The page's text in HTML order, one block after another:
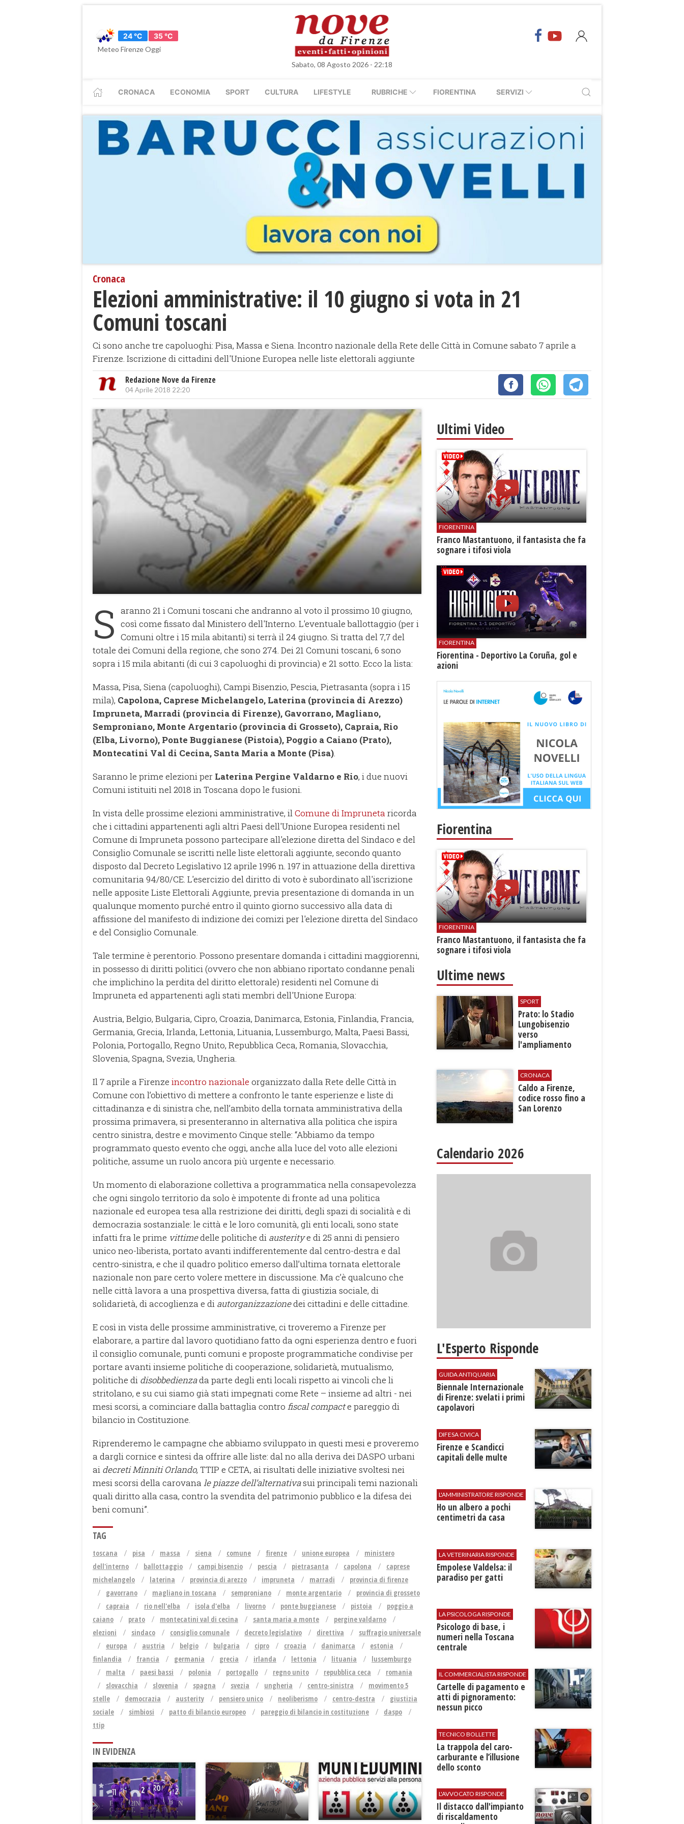
24 °C
35 °C
Meteo Firenze Oggi
Sabato, 08 Agosto 2026 - 22:18
CRONACA ECONOMIA SPORT CULTURA LIFESTYLE RUBRICHE FIORENTINA SERVIZI
Cronaca
Elezioni amministrative: il 10 giugno si vota in 21
Comuni toscani
Ci sono anche tre capoluoghi: Pisa, Massa e Siena. Incontro nazionale della Rete delle Città in Comune sabato 7 aprile a
Firenze. Iscrizione di cittadini dell'Unione Europea nelle liste elettorali aggiunte
Redazione Nove da Firenze
04 Aprile 2018 22:20
S aranno 21 i Comuni toscani che andranno al voto il prossimo 10 giugno,
così come fissato dal Ministero dell'Interno. L'eventuale ballottaggio (per i
Comuni oltre i 15 mila abitanti) si terrà il 24 giugno. Si tratta del 7,7 del
totale dei Comuni della regione, che sono 274. Dei 21 Comuni toscani, 6 sono
sopra i 15 mila abitanti (di cui 3 capoluoghi di provincia) e 21 sotto. Ecco la lista:
Massa, Pisa, Siena (capoluoghi), Campi Bisenzio, Pescia, Pietrasanta (sopra i 15
mila), Capolona, Caprese Michelangelo, Laterina (provincia di Arezzo)
Impruneta, Marradi (provincia di Firenze), Gavorrano, Magliano,
Semproniano, Monte Argentario (provincia di Grosseto), Capraia, Rio
(Elba, Livorno), Ponte Buggianese (Pistoia), Poggio a Caiano (Prato),
Montecatini Val di Cecina, Santa Maria a Monte (Pisa).
Saranno le prime elezioni per Laterina Pergine Valdarno e Rio, i due nuovi
Comuni istituiti nel 2018 in Toscana dopo le fusioni.
In vista delle prossime elezioni amministrative, ilComune di Impruneta ricorda
che i cittadini appartenenti agli altri Paesi dell'Unione Europea residenti nel
Comune di Impruneta possono partecipare all'elezione diretta del Sindaco e del
Consiglio Comunale se iscritti nelle liste elettorali aggiunte, secondo quanto
disposto dal Decreto Legislativo 12 aprile 1996 n. 197 in attuazione della direttiva
comunitaria 94/80/CE. L'esercizio del diritto di voto è subordinato all'iscrizione
nelle apposite Liste Elettorali Aggiunte, previa presentazione di domanda in un
qualunque momento purché entro il quinto giorno successivo alla data di
affissione del manifesto di indizione dei comizi per l'elezione diretta del Sindaco
e del Consiglio Comunale.
Tale termine è perentorio. Possono presentare domanda i cittadini maggiorenni,
in possesso di diritti politici (ovvero che non abbiano riportato condanne penali
che implichino la perdita del diritto elettorale) residenti nel Comune di
Impruneta ed appartenenti agli stati membri dell'Unione Europa:
Austria, Belgio, Bulgaria, Cipro, Croazia, Danimarca, Estonia, Finlandia, Francia,
Germania, Grecia, Irlanda, Lettonia, Lituania, Lussemburgo, Malta, Paesi Bassi,
Polonia, Portogallo, Regno Unito, Repubblica Ceca, Romania, Slovacchia,
Slovenia, Spagna, Svezia, Ungheria.
Il 7 aprile a Firenze incontro nazionale organizzato dalla Rete delle Città in
Comune con l’obiettivo di mettere a confronto le tante esperienze e liste di
cittadinanza e di sinistra che, nell’ambito della tornata amministrativa della
prossima primavera, si presenteranno in alternativa alla politica che ispira
centro sinistra, destre e movimento Cinque stelle: “Abbiamo da tempo
programmato questo evento che oggi, anche alla luce del voto alle elezioni
politiche, assume un ruolo ancora più urgente e necessario.
Un momento di elaborazione collettiva a programmatica nella consapevolezza
che ogni singolo territorio da solo è impotente di fronte ad una politica
nazionale ed europea tesa alla restrizione dei diritti, degli spazi di socialità e di
democrazia sostanziale: le città e le loro comunità, gli enti locali, sono state
infatti fra le prime vittimedelle politiche di austeritye di 25 anni di pensiero
unico neo-liberista, portato avanti indifferentemente dal centro-destra e dal
centro-sinistra, e che il quadro politico emerso dall’ultima tornata elettorale
nazionale non pare certo volere mettere in discussione. Ma c’è qualcuno che
nelle città lavora a una prospettiva diversa, fatta di giustizia sociale, di
solidarietà, di accoglienza e di autorganizzazionedei cittadini e delle cittadine.
E così in vista delle prossime amministrative, ci troveremo a Firenze per
elaborare, a partire dal lavoro quotidiano fatto da ogni esperienza dentro e fuori
il consiglio comunale, punti comuni e proposte programmatiche condivise per
portare avanti insieme politiche di cooperazione, solidarietà, mutualismo,
politiche di disobbedienzada parte degli enti locali rispetto ai vincoli che li
stritolano, e su cui siamo già stati impegnati come Rete – insieme ad altri - nei
mesi scorsi, a cominciare dalla battaglia contro fiscal compacte pareggio di
bilancio in Costituzione.
Riprenderemo le campagne che abbiamo sviluppato in questi mesi e proveremo
a dargli cornice e sintesi da offrire alle liste: dal no alla deriva dei DASPO urbani
ai decreti Minniti Orlando, TTIP e CETA, ai risultati delle iniziative svoltesi nei
mesi scorsi della carovana le piazze dell’alternativasui principali temi nazionali
quali diritto alla casa, contro la svendita del patrimonio pubblico e la difesa dei
beni comuni”.
TAG
toscana pisa massa siena comune firenze unione europea
ministero
dell'interno
ballottaggio campi bisenzio pescia pietrasanta capolona
caprese
michelangelo
laterina provincia di arezzo impruneta marradi
provincia di firenze
gavorrano
magliano in toscana semproniano monte argentario
provincia di grosseto
capraia
rio nell'elba isola d'elba livorno ponte buggianese pistoia
poggio a
caiano
prato montecatini val di cecina santa maria a monte
pergine valdarno
elezioni
sindaco consiglio comunale decreto legislativo direttiva
suffragio universale
europa
austria belgio bulgaria cipro croazia danimarca
estonia
finlandia
francia germania grecia irlanda lettonia lituania
lussemburgo
malta
paesi bassi polonia portogallo regno unito repubblica ceca
romania
slovacchia
slovenia spagna svezia ungheria centro-sinistra
movimento 5
stelle
democrazia austerity pensiero unico neoliberismo centro-destra
giustizia
sociale
simbiosi patto di bilancio europeo pareggio di bilancio in costituzione
daspo
ttip
IN EVIDENZA
Ultimi Video
FIORENTINA
Franco Mastantuono, il fantasista che fa
sognare i tifosi viola
FIORENTINA
Fiorentina - Deportivo La Coruña, gol e
azioni
Fiorentina
FIORENTINA
Franco Mastantuono, il fantasista che fa
sognare i tifosi viola
Ultime news
SPORT
Prato: lo Stadio
Lungobisenzio
verso
l'ampliamento
CRONACA
Caldo a Firenze,
codice rosso fino a
San Lorenzo
Calendario 2026
L'Esperto Risponde
GUIDA ANTIQUARIA
Biennale Internazionale
di Firenze: svelati i primi
capolavori
DIFESA CIVICA
Firenze e Scandicci
capitali delle multe
L'AMMINISTRATORE RISPONDE
Ho un albero a pochi
centimetri da casa
LA VETERINARIA RISPONDE
Empolese Valdelsa: il
paradiso per gatti
LA PSICOLOGA RISPONDE
Psicologo di base, i
numeri nella Toscana
centrale
IL COMMERCIALISTA RISPONDE
Cartelle di pagamento e
atti di pignoramento:
nessun picco
TECNICO BOLLETTE
​La trappola del caro-
carburante e l’illusione
dello sconto
L'AVVOCATO RISPONDE
Il distacco dall'impianto
di riscaldamento